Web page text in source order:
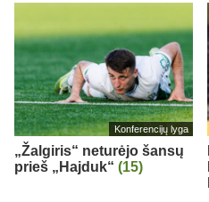
Konferencijų lyga
„Žalgiris“ neturėjo šansų
prieš „Hajduk“ (15)